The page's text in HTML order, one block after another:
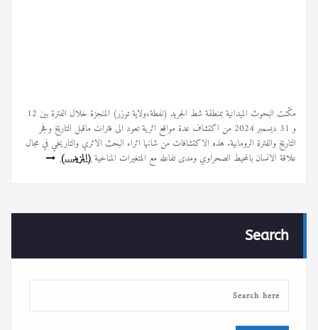
مكّنت البحوث الميدانية بمنطقة شط الجريد (نفطة،ولاية توزر) المنجزة خلال الفترة بين 12
و 31 ديسمبر 2024 من اكتشاف عدة مواقع اثرية تعود الى فترات ماقبل التاريخ وفجر
التاريخ والفترة الرومانية. هذه الاكتشافات من شانها اثراء البحث الاثري والتاريخي في مجال
علاقة الانسان بالمحيط الصحراوي ومدى تفاعله مع المتغيرات المناخية(المزيد…)
Search